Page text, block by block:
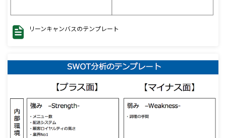
リーンキャンバスのテンプレート